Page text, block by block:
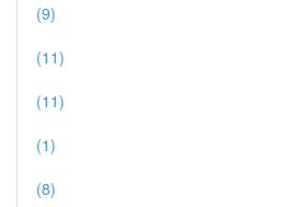
(9)
(11)
(11)
(1)
(8)